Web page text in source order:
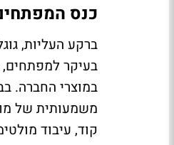
כנס
במוצרי החברה.
קוד, עיבוד